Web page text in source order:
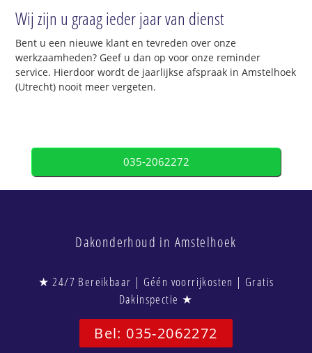
Wij zijn u graag ieder jaar van dienst
Bent u een nieuwe klant en tevreden over onze
werkzaamheden? Geef u dan op voor onze reminder
service. Hierdoor wordt de jaarlijkse afspraak in Amstelhoek
(Utrecht) nooit meer vergeten.
035-2062272
Dakonderhoud in Amstelhoek
★ 24/7 Bereikbaar | Géén voorrijkosten | Gratis
Dakinspectie ★
Bel: 035-2062272